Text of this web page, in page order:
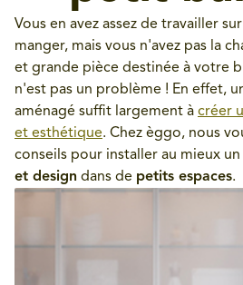
Vous en avez assez de travailler
manger, mais vous n'avez pas la
et grande pièce destinée à votre
n'est pas un problème ! En effet,
aménagé suffit largement à créer
et esthétique. Chez èggo, nous
conseils pour installer au mieux un
et design dans de petits espaces.